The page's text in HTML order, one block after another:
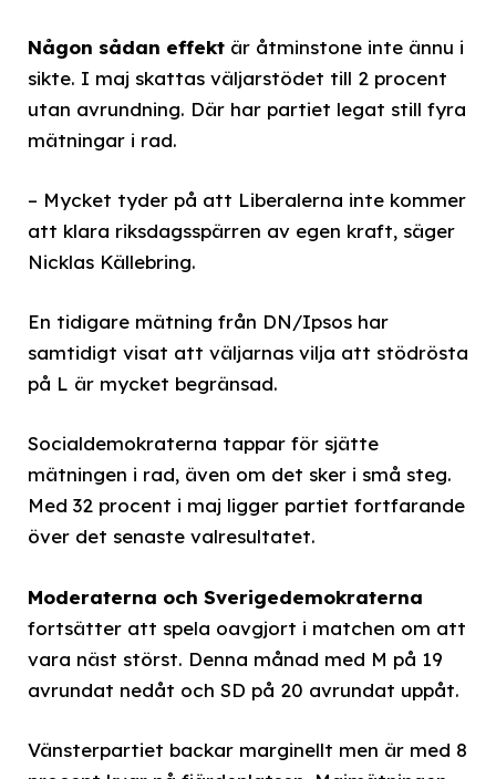
Någon sådan effekt är åtminstone inte ännu i
sikte. I maj skattas väljarstödet till 2 procent
utan avrundning. Där har partiet legat still fyra
mätningar i rad.
– Mycket tyder på att Liberalerna inte kommer
att klara riksdagsspärren av egen kraft, säger
Nicklas Källebring.
En tidigare mätning från DN/Ipsos har
samtidigt visat att väljarnas vilja att stödrösta
på L är mycket begränsad.
Socialdemokraterna tappar för sjätte
mätningen i rad, även om det sker i små steg.
Med 32 procent i maj ligger partiet fortfarande
över det senaste valresultatet.
Moderaterna och Sverigedemokraterna
fortsätter att spela oavgjort i matchen om att
vara näst störst. Denna månad med M på 19
avrundat nedåt och SD på 20 avrundat uppåt.
Vänsterpartiet backar marginellt men är med 8